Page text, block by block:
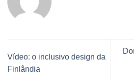
Vídeo: o inclusivo design da
Finlândia